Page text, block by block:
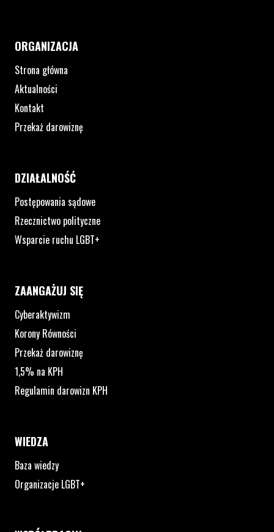
ORGANIZACJA
Strona główna
Aktualności
Kontakt
Przekaż darowiznę
DZIAŁALNOŚĆ
Postępowania sądowe
Rzecznictwo polityczne
Wsparcie ruchu LGBT+
ZAANGAŻUJ SIĘ
Cyberaktywizm
Korony Równości
Przekaż darowiznę
1,5% na KPH
Regulamin darowizn KPH
WIEDZA
Baza wiedzy
Organizacje LGBT+